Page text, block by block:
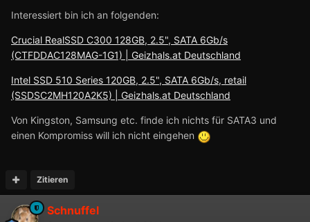
Interessiert bin ich an folgenden:
Crucial RealSSD C300 128GB, 2.5", SATA 6Gb/s
(CTFDDAC128MAG-1G1) | Geizhals.at Deutschland
Intel SSD 510 Series 120GB, 2.5", SATA 6Gb/s, retail
(SSDSC2MH120A2K5) | Geizhals.at Deutschland
Von Kingston, Samsung etc. finde ich nichts für SATA3 und
einen Kompromiss will ich nicht eingehen
Zitieren
Schnuffel